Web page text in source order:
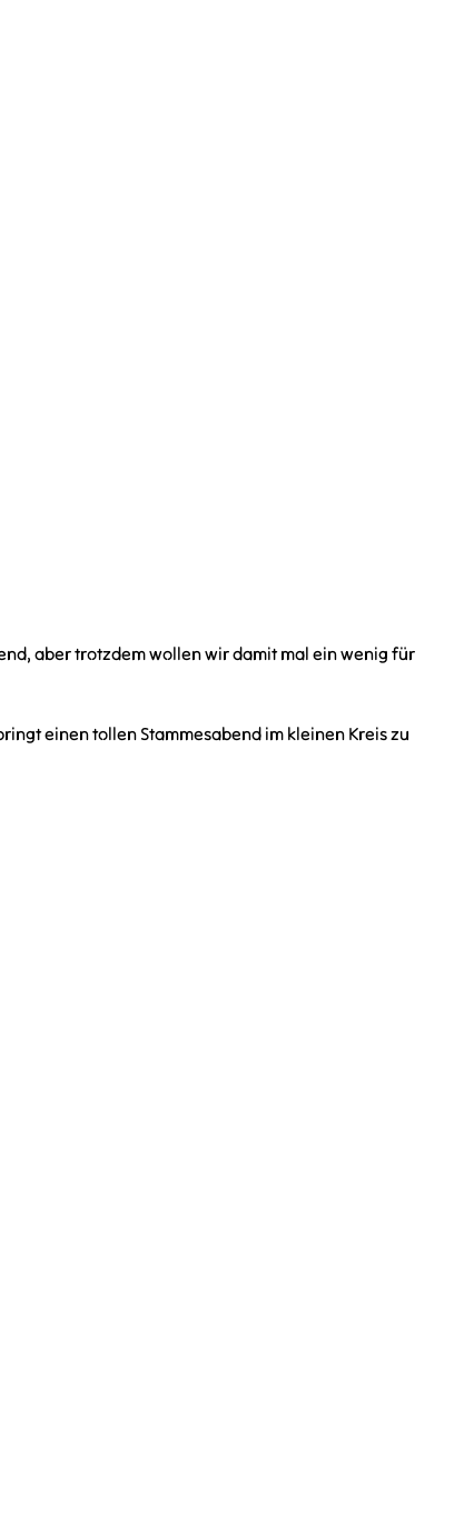
aber trotzdem wollen wir damit mal ein wenig für
einen tollen Stammesabend im kleinen Kreis zu